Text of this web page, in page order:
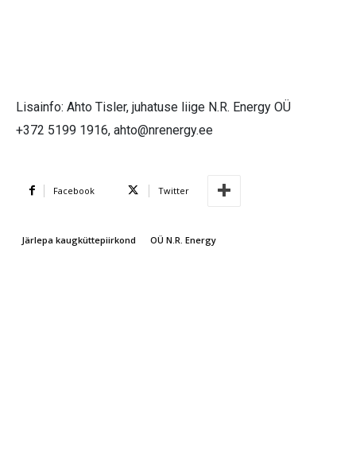
Lisainfo: Ahto Tisler, juhatuse liige N.R. Energy OÜ
+372 5199 1916, ahto@nrenergy.ee
Facebook Twitter
Järlepa kaugküttepiirkond OÜ N.R. Energy